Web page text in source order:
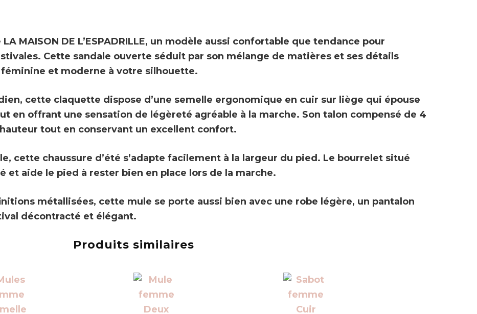
LA MAISON DE L’ESPADRILLE, un modèle aussi confortable que tendance pour
Cette sandale ouverte séduit par son mélange de matières et ses détails
et moderne à votre silhouette.
cette claquette dispose d’une semelle ergonomique en cuir sur liège qui épouse
en offrant une sensation de légèreté agréable à la marche. Son talon compensé de 4
tout en conservant un excellent confort.
, cette chaussure d’été s’adapte facilement à la largeur du pied. Le bourrelet situé
et aide le pied à rester bien en place lors de la marche.
métallisées, cette mule se porte aussi bien avec une robe légère, un pantalon
décontracté et élégant.
Produits similaires